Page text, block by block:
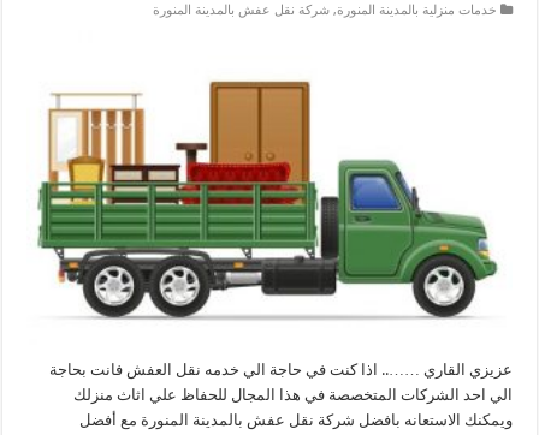
خدمات منزلية بالمدينة المنورة,شركة نقل عفش بالمدينة المنورة
عزيزي القاري …….. اذا كنت في حاجة الي خدمه نقل العفش فانت بحاجة
الي احد الشركات المتخصصة في هذا المجال للحفاظ علي اثاث منزلك
ويمكنك الاستعانه بافضل شركة نقل عفش بالمدينة المنورة مع أفضل